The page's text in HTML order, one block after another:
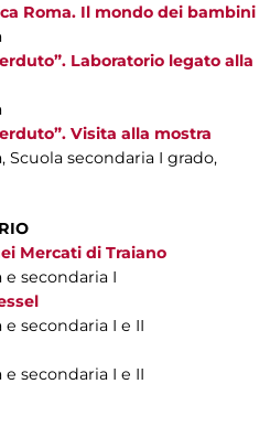
Roma. Il mondo dei bambini
Laboratorio legato alla
Visita alla mostra
Scuola secondaria I grado,
Mercati di Traiano
secondaria I
secondaria I e II
secondaria I e II